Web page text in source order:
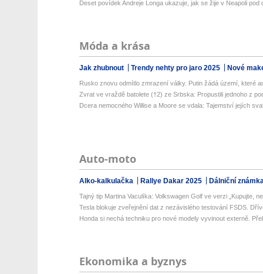
Deset povídek Andreje Longa ukazuje, jak se žije v Neapoli pod
Móda a krása
Jak zhubnout Trendy nehty pro jaro 2025 Nové
Rusko znovu odmítlo zmrazení války. Putin žádá území, které
Zvrat ve vraždě batolete (†2) ze Srbska: Propustili jednoho z
Dcera nemocného Willise a Moore se vdala: Tajemství jejích
Auto-moto
Alko-kalkulačka Rallye Dakar 2025 Dálniční
Tajný tip Martina Vaculíka: Volkswagen Golf ve verzi „Kupujte,
Tesla blokuje zveřejnění dat z nezávislého testování FSDS.
Honda si nechá techniku pro nové modely vyvinout externě.
Ekonomika a byznys